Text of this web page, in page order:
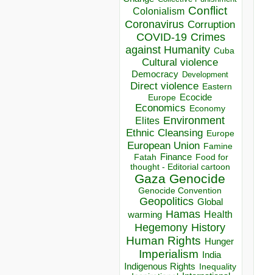
Colonialism Conflict
Coronavirus Corruption
COVID-19 Crimes
against Humanity Cuba
Cultural violence
Democracy Development
Direct violence Eastern
Europe Ecocide
Economics Economy
Elites Environment
Ethnic Cleansing Europe
European Union Famine
Fatah Finance Food for
thought - Editorial cartoon
Gaza Genocide
Genocide Convention
Geopolitics Global
warming Hamas Health
Hegemony History
Human Rights Hunger
Imperialism India
Indigenous Rights Inequality